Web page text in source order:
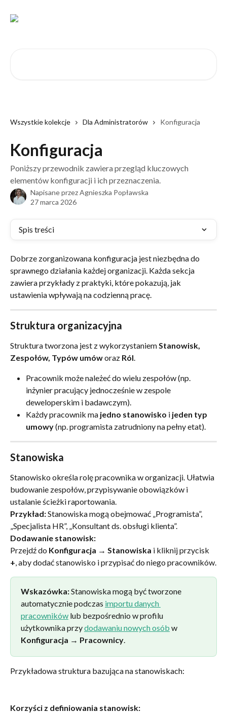
Wszystkie kolekcje Dla Administratorów Konfiguracja
Konfiguracja
Poniższy przewodnik zawiera przegląd kluczowych
elementów konfiguracji i ich przeznaczenia.
Napisane przezAgnieszka Popławska
27 marca 2026
Spis treści
Dobrze zorganizowana konfiguracja jest niezbędna do
sprawnego działania każdej organizacji. Każda sekcja
zawiera przykłady z praktyki, które pokazują, jak
ustawienia wpływają na codzienną pracę.
Struktura organizacyjna
Struktura tworzona jest z wykorzystaniem Stanowisk,
Zespołów, Typów umów oraz Ról.
Pracownik może należeć do wielu zespołów (np.
inżynier pracujący jednocześnie w zespole
deweloperskim i badawczym).
Każdy pracownik ma jedno stanowisko i jeden typ
umowy (np. programista zatrudniony na pełny etat).
Stanowiska
Stanowisko określa rolę pracownika w organizacji. Ułatwia
budowanie zespołów, przypisywanie obowiązków i
ustalanie ścieżki raportowania.
Przykład: Stanowiska mogą obejmować „Programista”,
„Specjalista HR”, „Konsultant ds. obsługi klienta”.
Dodawanie stanowisk:
Przejdź do Konfiguracja → Stanowiska i kliknij przycisk
+, aby dodać stanowisko i przypisać do niego pracowników.
Wskazówka: Stanowiska mogą być tworzone
automatycznie podczas importu danych
pracowników lub bezpośrednio w profilu
użytkownika przy dodawaniu nowych osób w
Konfiguracja → Pracownicy.
Przykładowa struktura bazująca na stanowiskach:
Korzyści z definiowania stanowisk: